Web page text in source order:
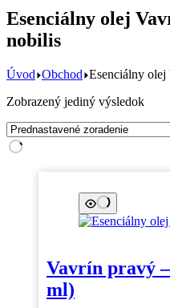
Esenciálny olej
nobilis
Úvod Obchod Esenciálny
Zobrazený jediný výsledok
Vavrín pravý
ml)